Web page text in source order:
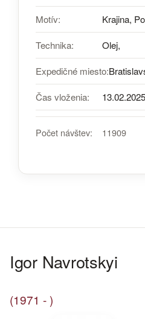
Motív: Krajina,
Technika: Olej,
Expedičné miesto:
Čas vloženia: 13.02.2025
Počet návštev: 11909
Igor Navrotskyi
(1971 - )